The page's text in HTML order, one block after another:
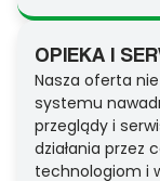
OPIEKA I
Nasza oferta
systemu
przeglądy i
działania przez
technologiom i